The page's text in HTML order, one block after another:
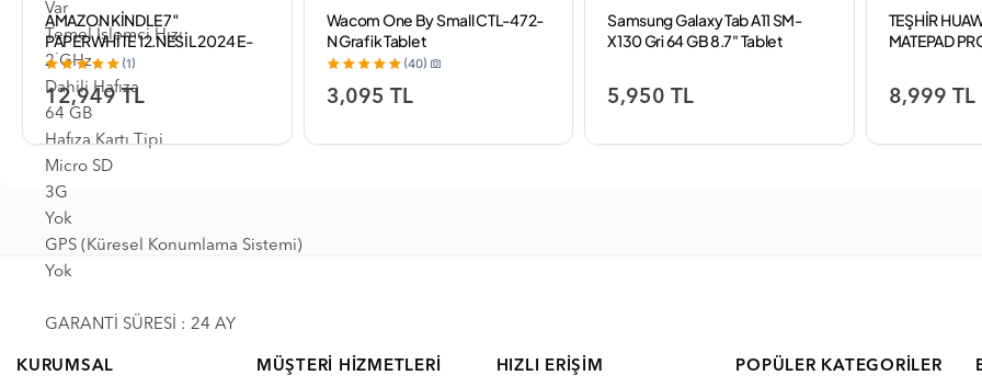
Var
Temel İşlemci Hızı
2 GHz
Dahili Hafıza
64 GB
Hafıza Kartı Tipi
Micro SD
3G
Yok
GPS (Küresel Konumlama Sistemi)
Yok
GARANTİ SÜRESİ : 24 AY
AMAZON KİNDLE 7″
PAPERWHİTE 12.NESİL 2024 E-
KİTAP OKUYUCU 16GB
REKLAMSIZ SİYAH + KILIF HEDİYE
(1)
12,949 TL
Wacom One By Small CTL-472-
N Grafik Tablet
(40)
3,095 TL
Samsung Galaxy Tab A11 SM-
X130 Gri 64 GB 8.7" Tablet
5,950 TL
TEŞHİR
MATEPAD
8,999 TL
KURUMSAL MÜŞTERI HIZMETLERI HIZLI ERIŞIM POPÜLER KATEGORILER